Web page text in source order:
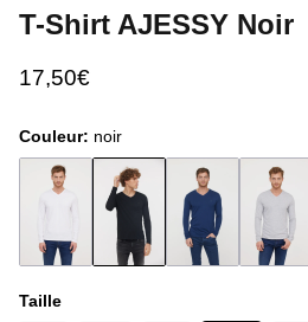
T-Shirt AJESSY Noir
17,50€
Couleur: noir
Taille